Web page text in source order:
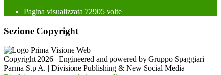
Pagina visualizzata 72905 volte
Sezione Copyright
Copyright 2026 | Engineered and powered by Gruppo Spaggiari
Parma S.p.A. | Divisione Publishing & New Social Media